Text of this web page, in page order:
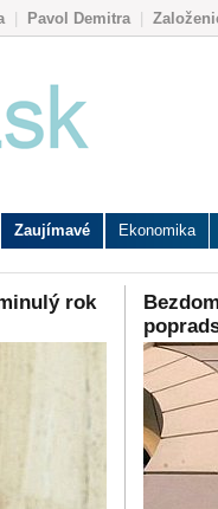
| Pavol Demitra|
Zaujímavé Ekonomika
rok